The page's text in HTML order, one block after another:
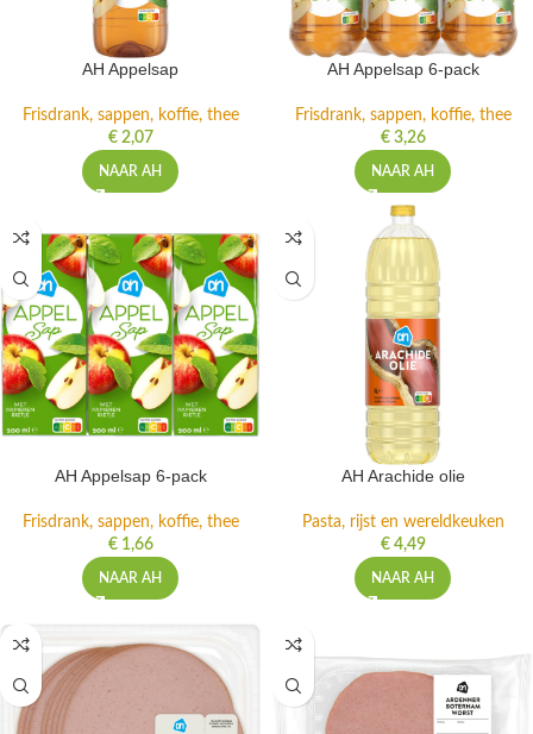
AH Appelsap
Frisdrank, sappen, koffie, thee
€2,07
NAAR AH
AH Appelsap 6-pack
Frisdrank, sappen, koffie, thee
€3,26
NAAR AH
AH Appelsap 6-pack
Frisdrank, sappen, koffie, thee
€1,66
NAAR AH
AH Arachide olie
Pasta, rijst en wereldkeuken
€4,49
NAAR AH